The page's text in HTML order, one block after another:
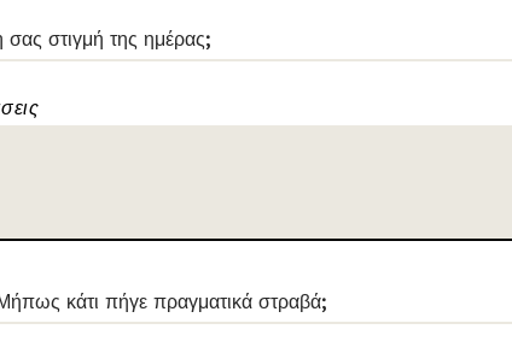
στιγμή της ημέρας;
κάτι πήγε πραγματικά στραβά;